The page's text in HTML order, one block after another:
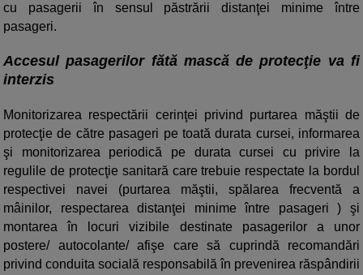
cu pasagerii în sensul păstrării distanţei minime între
pasageri.
Accesul pasagerilor fătă mască de protecţie va fi
interzis
Monitorizarea respectării cerinţei privind purtarea măştii de
protecţie de către pasageri pe toată durata cursei, informarea
şi monitorizarea periodică pe durata cursei cu privire la
regulile de protecţie sanitară care trebuie respectate la bordul
respectivei navei (purtarea măştii, spălarea frecventă a
mâinilor, respectarea distanţei minime între pasageri ) şi
montarea în locuri vizibile destinate pasagerilor a unor
postere/ autocolante/ afişe care să cuprindă recomandări
privind conduita socială responsabilă în prevenirea răspândirii